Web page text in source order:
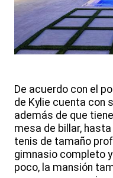
De acuerdo con el
de Kylie cuenta con
además de que
mesa de billar,
tenis de tamaño
gimnasio completo
poco, la mansión